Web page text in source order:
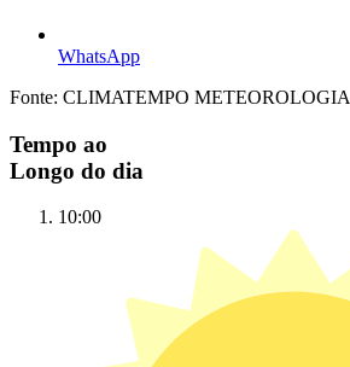
WhatsApp
Fonte: CLIMATEMPO METEOROLOGIA
Tempo ao
Longo do dia
10:00